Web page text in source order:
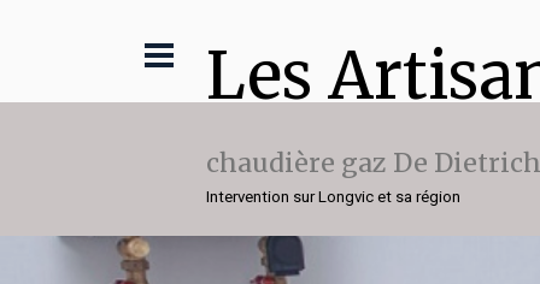
Les
chaudière gaz De Dietrich
Intervention sur Longvic et sa région